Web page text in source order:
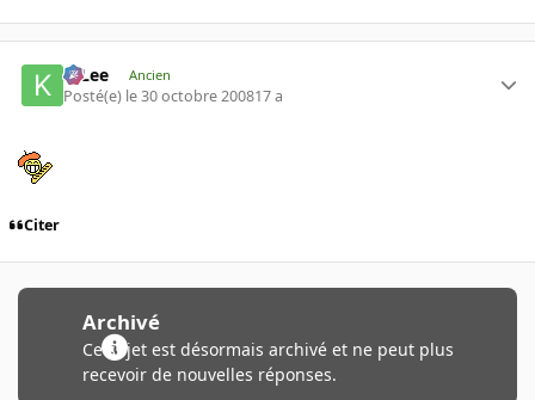
K-Lee Ancien
Posté(e) le 30 octobre 200817 a
Citer
Archivé
Ce sujet est désormais archivé et ne peut plus
recevoir de nouvelles réponses.